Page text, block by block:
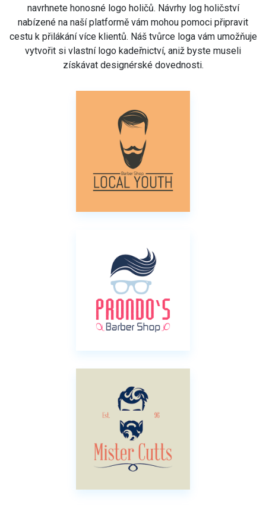
navrhnete honosné logo holičů. Návrhy log holičství
nabízené na naší platformě vám mohou pomoci připravit
cestu k přilákání více klientů. Náš tvůrce loga vám umožňuje
vytvořit si vlastní logo kadeřnictví, aniž byste museli
získávat designérské dovednosti.